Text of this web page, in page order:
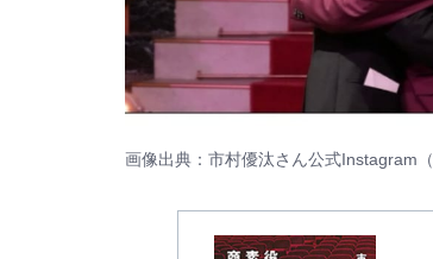
画像出典：市村優汰さん公式Instagram（